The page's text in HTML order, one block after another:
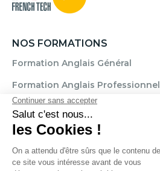
NOS FORMATIONS
Formation Anglais Général
Formation Anglais Professionnel
Formation Allemand
Formation Espagnol
Formation Italien